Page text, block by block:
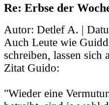
Re: Erbse der
Autor: Detlef A. |
Auch Leute wie
schreiben, lassen sich
Zitat Guido:
"Wieder eine